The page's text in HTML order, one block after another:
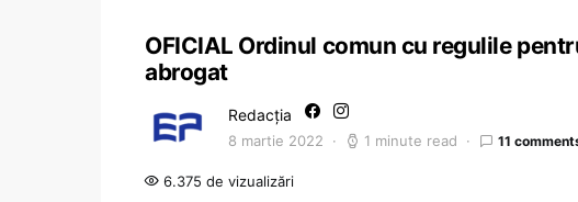
OFICIAL Ordinul comun cu regulile
abrogat
Redacția
8 martie 2022 1 minute read 11
6.375 de vizualizări